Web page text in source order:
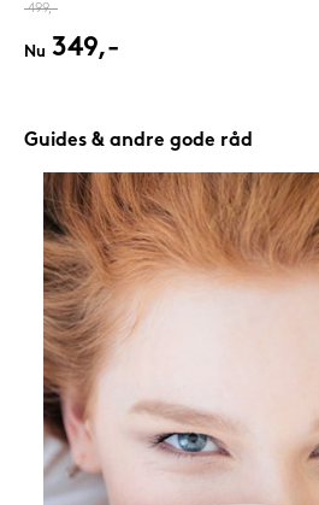
499,-
Nu 349,-
Guides & andre gode råd